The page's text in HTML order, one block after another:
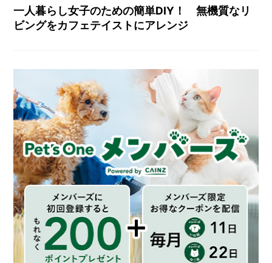
一人暮らし女子のための簡単DIY！ 無機質なリ
ビングをカフェテイストにアレンジ